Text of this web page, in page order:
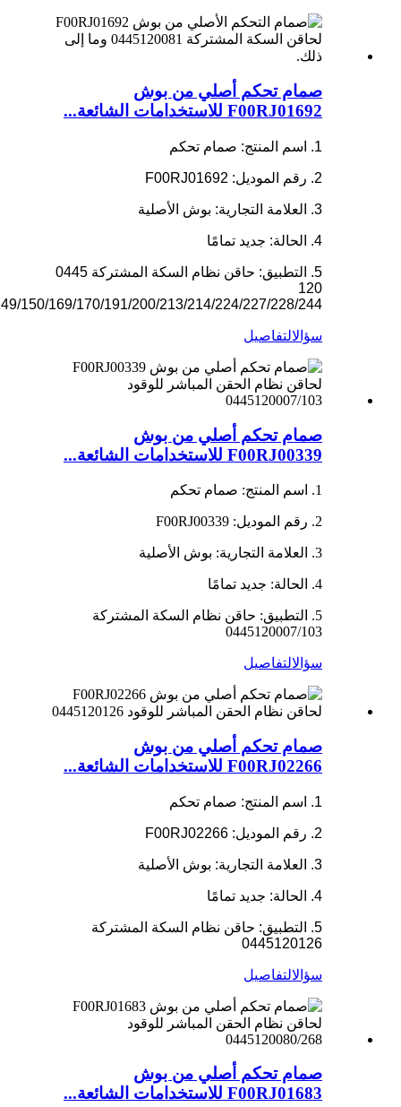
صمام تحكم أصلي من بوش
F00RJ01692 للاستخدامات الشائعة...
1. اسم المنتج: صمام تحكم
2. رقم الموديل: F00RJ01692
3. العلامة التجارية: بوش الأصلية
4. الحالة: جديد تمامًا
5. التطبيق: حاقن نظام السكة المشتركة 0445
120
150/169/170/191/200/213/214/224/227/228/244
سؤالالتفاصيل
صمام تحكم أصلي من بوش
F00RJ00339 للاستخدامات الشائعة...
1. اسم المنتج: صمام تحكم
2. رقم الموديل: F00RJ00339
3. العلامة التجارية: بوش الأصلية
4. الحالة: جديد تمامًا
5. التطبيق: حاقن نظام السكة المشتركة
0445120007/103
سؤالالتفاصيل
صمام تحكم أصلي من بوش
F00RJ02266 للاستخدامات الشائعة...
1. اسم المنتج: صمام تحكم
2. رقم الموديل: F00RJ02266
3. العلامة التجارية: بوش الأصلية
4. الحالة: جديد تمامًا
5. التطبيق: حاقن نظام السكة المشتركة
0445120126
سؤالالتفاصيل
صمام تحكم أصلي من بوش
F00RJ01683 للاستخدامات الشائعة...